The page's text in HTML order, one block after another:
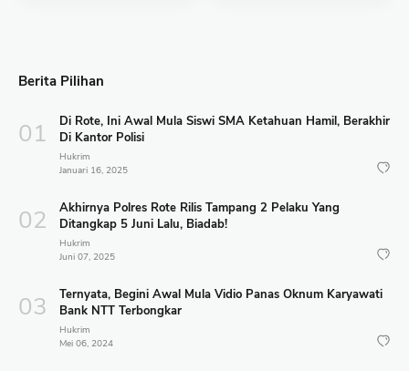
Berita Pilihan
Di Rote, Ini Awal Mula Siswi SMA Ketahuan Hamil, Berakhir
Di Kantor Polisi
Hukrim
Januari 16, 2025
Akhirnya Polres Rote Rilis Tampang 2 Pelaku Yang
Ditangkap 5 Juni Lalu, Biadab!
Hukrim
Juni 07, 2025
Ternyata, Begini Awal Mula Vidio Panas Oknum Karyawati
Bank NTT Terbongkar
Hukrim
Mei 06, 2024